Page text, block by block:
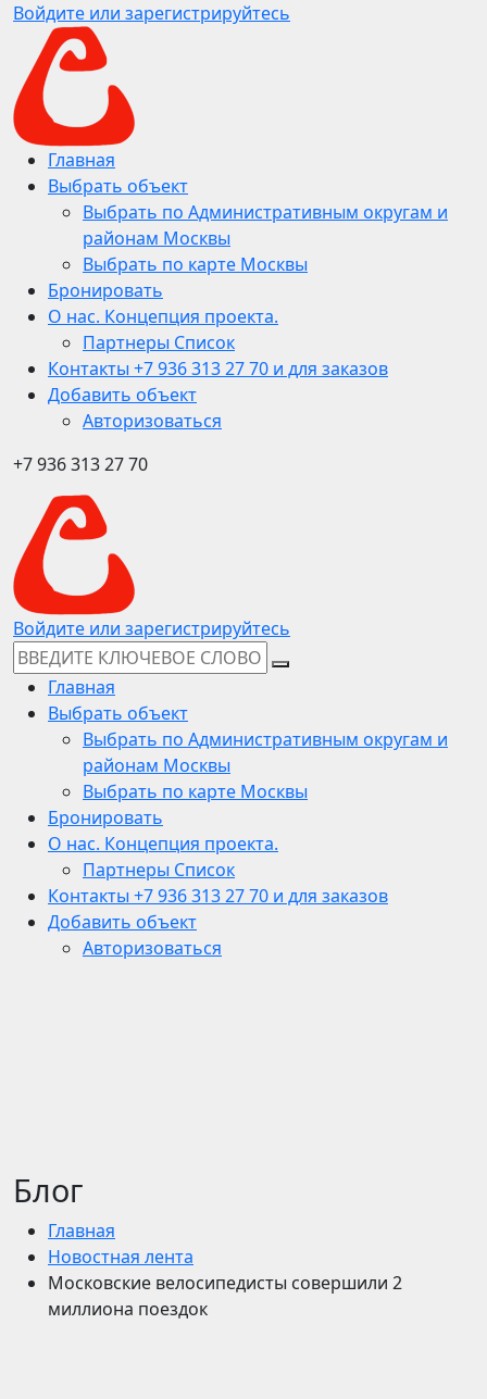
Войдите или зарегистрируйтесь
Главная
Выбрать объект
Выбрать по Административным округам и
районам Москвы
Выбрать по карте Москвы
Бронировать
О нас. Концепция проекта.
Партнеры Список
Контакты +7 936 313 27 70 и для заказов
Добавить объект
Авторизоваться
+7 936 313 27 70
Войдите или зарегистрируйтесь
Главная
Выбрать объект
Выбрать по Административным округам и
районам Москвы
Выбрать по карте Москвы
Бронировать
О нас. Концепция проекта.
Партнеры Список
Контакты +7 936 313 27 70 и для заказов
Добавить объект
Авторизоваться
Блог
Главная
Новостная лента
Московские велосипедисты совершили 2
миллиона поездок